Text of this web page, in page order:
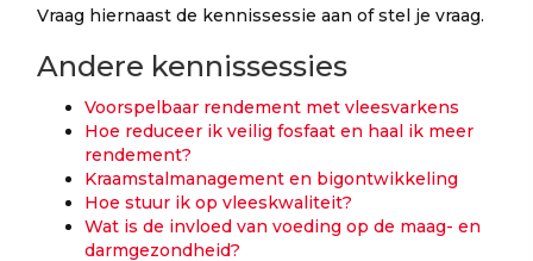
Vraag hiernaast de kennissessie aan of stel je vraag.
Andere kennissessies
Voorspelbaar rendement met vleesvarkens
Hoe reduceer ik veilig fosfaat en haal ik meer
rendement?
Kraamstalmanagement en bigontwikkeling
Hoe stuur ik op vleeskwaliteit?
Wat is de invloed van voeding op de maag- en
darmgezondheid?